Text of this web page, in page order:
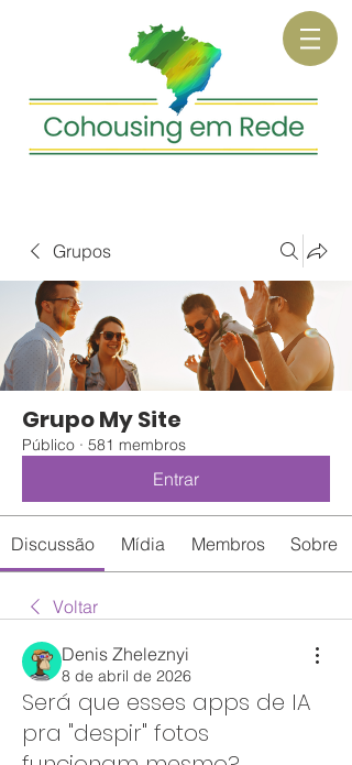
Grupos
Grupo My Site
Público · 581 membros
Entrar
Discussão Mídia Membros Sobre
Voltar
Denis Zheleznyi
8 de abril de 2026
Será que esses apps de IA
pra "despir" fotos